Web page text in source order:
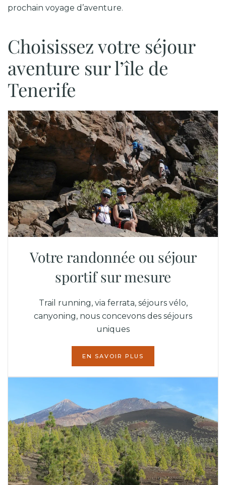
prochain voyage d’aventure.
Choisissez votre séjour
aventure sur l’île de
Tenerife
Votre randonnée ou séjour
sportif sur mesure
Trail running, via ferrata, séjours vélo,
canyoning, nous concevons des séjours
uniques
EN SAVOIR PLUS